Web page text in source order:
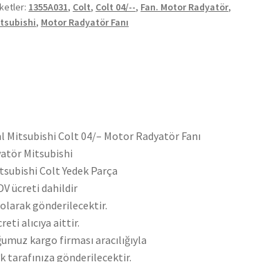
1355A031, Colt, Colt 04/--, Fan. Motor Radyatör,
, Motor Radyatör Fanı
Mitsubishi Colt 04/– Motor Radyatör Fanı
Mitsubishi
Colt Yedek Parça
ücreti dahildir
olarak gönderilecektir.
alıcıya aittir.
kargo firması aracılığıyla
tarafınıza gönderilecektir.